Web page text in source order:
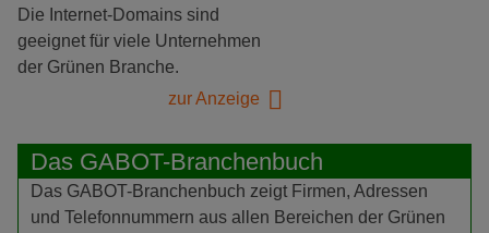
Die Internet-Domains sind
geeignet für viele Unternehmen
der Grünen Branche.
zur Anzeige
Das GABOT-Branchenbuch
Das GABOT-Branchenbuch zeigt Firmen, Adressen
und Telefonnummern aus allen Bereichen der Grünen